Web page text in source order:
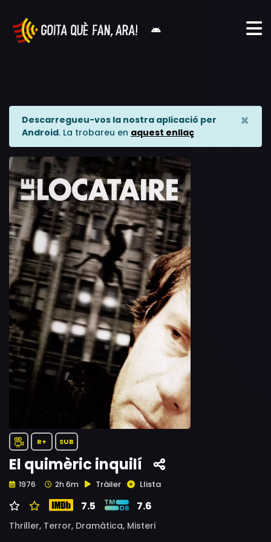
Descarregueu-vos la nostra aplicació per
Android. La trobareu en aquest enllaç
×
R+ SUB
El quimèric inquilí
1976 2h 6m Tràiler Llista
7.5 7.6
Thriller, Terror, Dramàtica, Misteri